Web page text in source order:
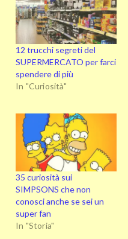
12 trucchi segreti del
SUPERMERCATO per farci
spendere di più
In "Curiosità"
35 curiosità sui
SIMPSONS che non
conosci anche se sei un
super fan
In "Storia"